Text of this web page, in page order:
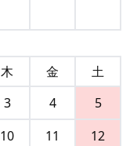
木 金
土
3 4
5
10 11
12